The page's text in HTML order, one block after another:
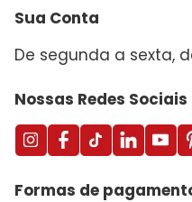
Sua Conta
De segunda a sexta,
Nossas Redes Sociais
Formas de